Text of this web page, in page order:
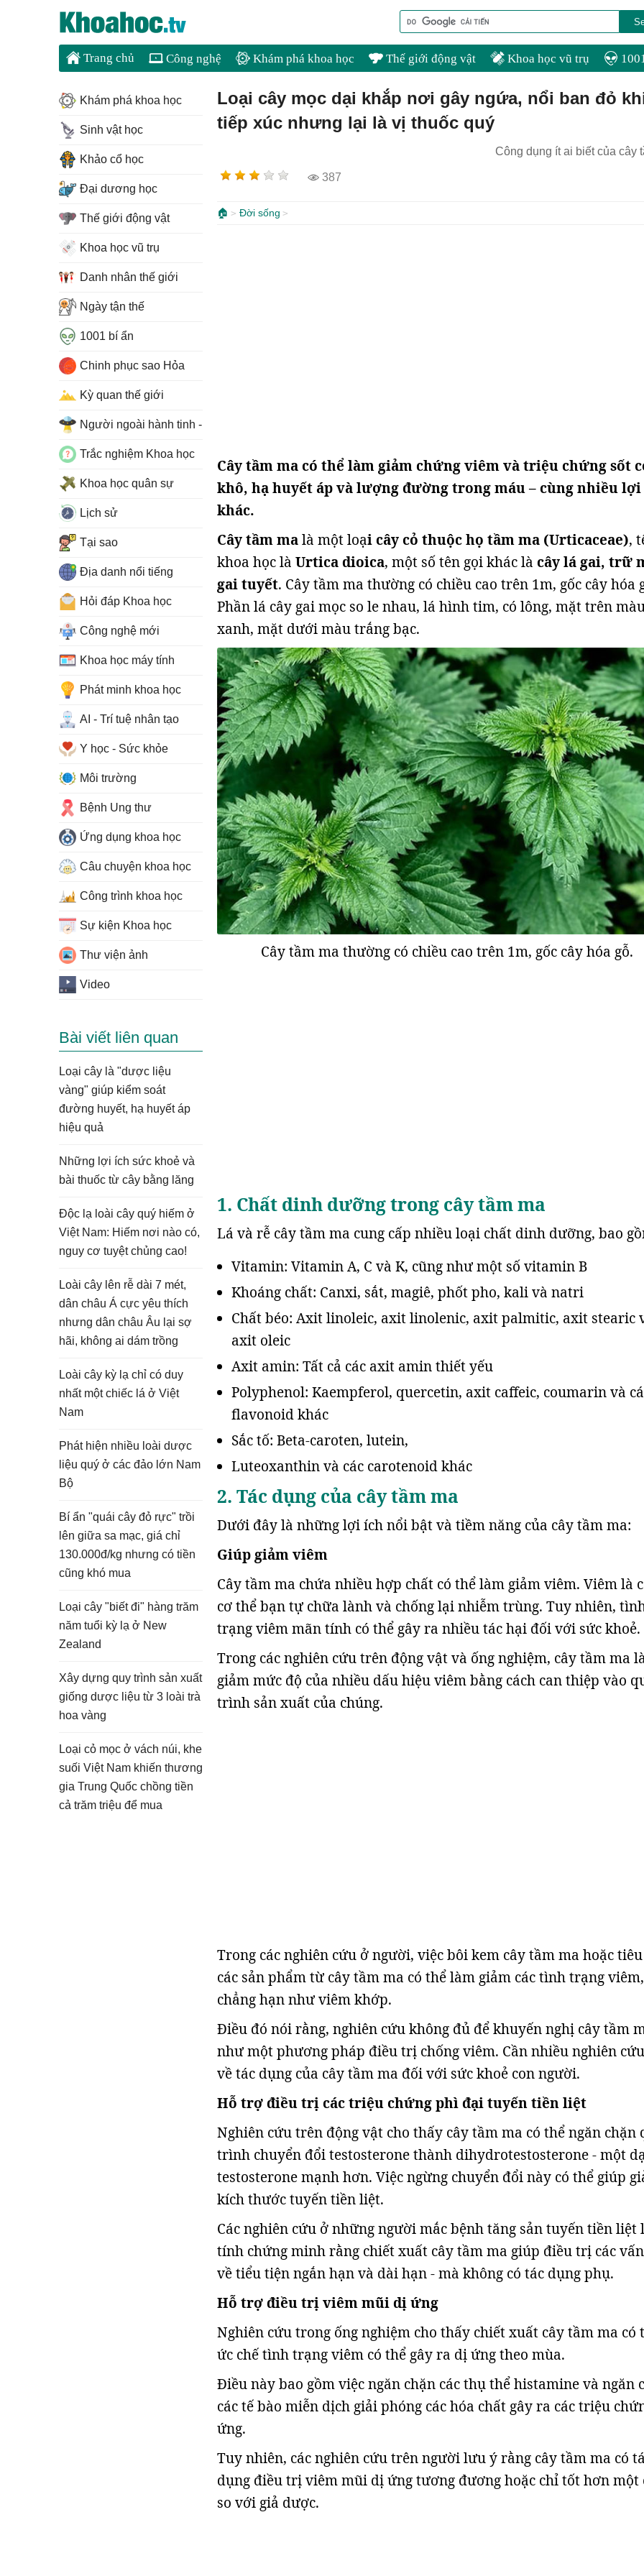
Trang chủ Công nghệ Khám phá khoa học Thế giới động vật Khoa học vũ trụ
Loại cây mọc dại khắp nơi gây ngứa, nổi ban đỏ
tiếp xúc nhưng lại là vị thuốc quý
Công dụng ít ai biết của cây
387
🏠 Đời sống
Cây tầm ma có thể làm giảm chứng viêm và triệu chứng sốt
khô, hạ huyết áp và lượng đường trong máu – cùng nhiều
khác.
Cây tầm malà một loại cây cỏ thuộc họ tầm ma (Urticaceae),
khoa học là Urtica dioica, một số tên gọi khác là cây lá gai, trữ
gai tuyết. Cây tầm ma thường có chiều cao trên 1m, gốc cây hóa
Phần lá cây gai mọc so le nhau, lá hình tim, có lông, mặt trên
xanh, mặt dưới màu trắng bạc.
Cây tầm ma thường có chiều cao trên 1m, gốc cây hóa gỗ.
1. Chất dinh dưỡng trong cây tầm ma
Lá và rễ cây tầm ma cung cấp nhiều loại chất dinh dưỡng, bao
Vitamin: Vitamin A, C và K, cũng như một số vitamin B
Khoáng chất: Canxi, sắt, magiê, phốt pho, kali và natri
Chất béo: Axit linoleic, axit linolenic, axit palmitic, axit stearic
axit oleic
Axit amin: Tất cả các axit amin thiết yếu
Polyphenol: Kaempferol, quercetin, axit caffeic, coumarin và
flavonoid khác
Sắc tố: Beta-caroten, lutein,
Luteoxanthin và các carotenoid khác
2. Tác dụng của cây tầm ma
Dưới đây là những lợi ích nổi bật và tiềm năng của cây tầm ma:
Giúp giảm viêm
Cây tầm ma chứa nhiều hợp chất có thể làm giảm viêm. Viêm là
cơ thể bạn tự chữa lành và chống lại nhiễm trùng. Tuy nhiên,
trạng viêm mãn tính có thể gây ra nhiều tác hại đối với sức khoẻ.
Trong các nghiên cứu trên động vật và ống nghiệm, cây tầm ma
giảm mức độ của nhiều dấu hiệu viêm bằng cách can thiệp vào
trình sản xuất của chúng.
Trong các nghiên cứu ở người, việc bôi kem cây tầm ma hoặc
các sản phẩm từ cây tầm ma có thể làm giảm các tình trạng viêm,
chẳng hạn như viêm khớp.
Điều đó nói rằng, nghiên cứu không đủ để khuyến nghị cây tầm
như một phương pháp điều trị chống viêm. Cần nhiều nghiên
về tác dụng của cây tầm ma đối với sức khoẻ con người.
Hỗ trợ điều trị các triệu chứng phì đại tuyến tiền liệt
Nghiên cứu trên động vật cho thấy cây tầm ma có thể ngăn chặn
trình chuyển đổi testosterone thành dihydrotestosterone - một
testosterone mạnh hơn. Việc ngừng chuyển đổi này có thể giúp
kích thước tuyến tiền liệt.
Các nghiên cứu ở những người mắc bệnh tăng sản tuyến tiền liệt
tính chứng minh rằng chiết xuất cây tầm ma giúp điều trị các
về tiểu tiện ngắn hạn và dài hạn - mà không có tác dụng phụ.
Hỗ trợ điều trị viêm mũi dị ứng
Nghiên cứu trong ống nghiệm cho thấy chiết xuất cây tầm ma có
ức chế tình trạng viêm có thể gây ra dị ứng theo mùa.
Điều này bao gồm việc ngăn chặn các thụ thể histamine và ngăn
các tế bào miễn dịch giải phóng các hóa chất gây ra các triệu
ứng.
Tuy nhiên, các nghiên cứu trên người lưu ý rằng cây tầm ma có
dụng điều trị viêm mũi dị ứng tương đương hoặc chỉ tốt hơn một
so với giả dược.
Khám phá khoa học
Sinh vật học
Khảo cổ học
Đại dương học
Thế giới động vật
Khoa học vũ trụ
Danh nhân thế giới
Ngày tận thế
1001 bí ẩn
Chinh phục sao Hỏa
Kỳ quan thế giới
Người ngoài hành tinh - UFO
Trắc nghiệm Khoa học
Khoa học quân sự
Lịch sử
Tại sao
Địa danh nổi tiếng
Hỏi đáp Khoa học
Công nghệ mới
Khoa học máy tính
Phát minh khoa học
AI - Trí tuệ nhân tạo
Y học - Sức khỏe
Môi trường
Bệnh Ung thư
Ứng dụng khoa học
Câu chuyện khoa học
Công trình khoa học
Sự kiện Khoa học
Thư viện ảnh
Video
Bài viết liên quan
Loại cây là "dược liệu
vàng" giúp kiểm soát
đường huyết, hạ huyết áp
hiệu quả
Những lợi ích sức khoẻ và
bài thuốc từ cây bằng lăng
Độc lạ loài cây quý hiếm ở
Việt Nam: Hiếm nơi nào có,
nguy cơ tuyệt chủng cao!
Loài cây lên rễ dài 7 mét,
dân châu Á cực yêu thích
nhưng dân châu Âu lại sợ
hãi, không ai dám trồng
Loài cây kỳ lạ chỉ có duy
nhất một chiếc lá ở Việt
Nam
Phát hiện nhiều loài dược
liệu quý ở các đảo lớn Nam
Bộ
Bí ẩn "quái cây đỏ rực" trồi
lên giữa sa mạc, giá chỉ
130.000đ/kg nhưng có tiền
cũng khó mua
Loại cây "biết đi" hàng trăm
năm tuổi kỳ lạ ở New
Zealand
Xây dựng quy trình sản xuất
giống dược liệu từ 3 loài trà
hoa vàng
Loại cỏ mọc ở vách núi, khe
suối Việt Nam khiến thương
gia Trung Quốc chồng tiền
cả trăm triệu để mua